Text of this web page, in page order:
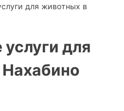
для животных в
для